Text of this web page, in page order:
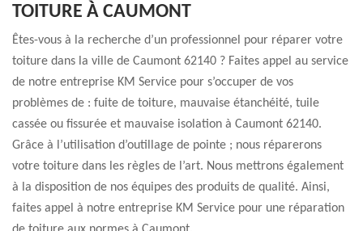
TOITURE À CAUMONT
Êtes-vous à la recherche d’un professionnel pour réparer votre
toiture dans la ville de Caumont 62140 ? Faites appel au service
de notre entreprise KM Service pour s’occuper de vos
problèmes de : fuite de toiture, mauvaise étanchéité, tuile
cassée ou fissurée et mauvaise isolation à Caumont 62140.
Grâce à l’utilisation d’outillage de pointe ; nous réparerons
votre toiture dans les règles de l’art. Nous mettrons également
à la disposition de nos équipes des produits de qualité. Ainsi,
faites appel à notre entreprise KM Service pour une réparation